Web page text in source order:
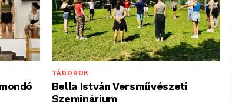
TÁBOROK
Bella István Versművészeti
Szeminárium